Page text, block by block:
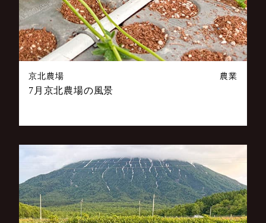
京北農場 農業
7月京北農場の風景